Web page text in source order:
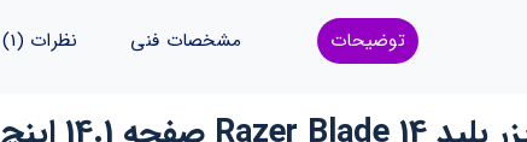
توضیحات مشخصات فنی نظرات (1)